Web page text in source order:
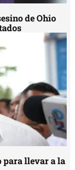
de Ohio
para llevar a la